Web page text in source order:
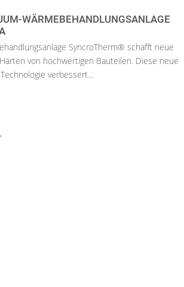
WÄRMEBEHANDLUNGSANLAGE
SyncroTherm® schafft neue
von hochwertigen Bauteilen. Diese neue
verbessert...